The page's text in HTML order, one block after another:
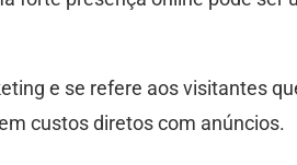
e se refere aos visitantes
custos diretos com anúncios.